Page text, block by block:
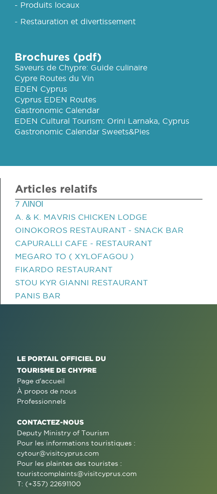
- Produits locaux
- Restauration et divertissement
Brochures (pdf)
Saveurs de Chypre: Guide culinaire
Cypre Routes du Vin
EDEN Cyprus
Cyprus EDEN Routes
Gastronomic Calendar
EDEN Cultural Tourism: Orini Larnaka, Cyprus
Gastronomic Calendar Sweets&Pies
Articles relatifs
7 ΛΙΝΟΙ
A. & K. MAVRIS CHICKEN LODGE
OINOKOROS RESTAURANT - SNACK BAR
CAPURALLI CAFE - RESTAURANT
MEGARO TO ( XYLOFAGOU )
FIKARDO RESTAURANT
STOU KYR GIANNI RESTAURANT
PANIS BAR
LE PORTAIL OFFICIEL DU
TOURISME DE CHYPRE
Page d'accueil
À propos de nous
Professionnels
CONTACTEZ-NOUS
Deputy Ministry of Tourism
Pour les informations touristiques :
cytour@visitcyprus.com
Pour les plaintes des touristes :
touristcomplaints@visitcyprus.com
T: (+357) 22691100